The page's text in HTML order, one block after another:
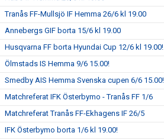
Tranås FF-Mullsjö IF Hemma 26/6 kl 19.00
Annebergs GIF borta 15/6 kl 19.00
Husqvarna FF borta Hyundai Cup 12/6 kl 19.00!
Ölmstads IS Hemma 9/6 15.00!
Smedby AIS Hemma Svenska cupen 6/6 15.00!
Matchreferat IFK Österbymo - Tranås FF 1/6
Matchreferat Tranås FF-Ekhagens IF 26/5
IFK Österbymo borta 1/6 kl 19.00!